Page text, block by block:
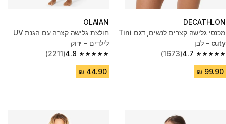
DECATHLON
מכנסי גלישה קצרים לנשים, דגם Tini
cuty - לבן
4.7
4.7 out of 5 stars from 1673 reviews
(1673)
OLAIAN
חולצת גלישה קצרה עם הגנת UV
לילדים - ירוק
4.8
4.8 out of 5 stars from 2211 reviews
(2211)